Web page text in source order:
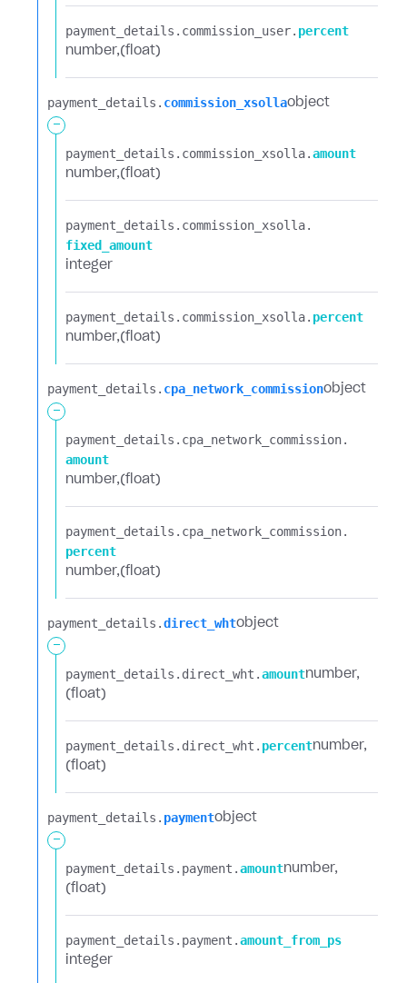
payment_details.​ commission_user.​ percent
number (float)
payment_details.​ commission_xsollaobject
-
payment_details.​ commission_xsolla.​amount
number (float)
payment_details.​ commission_xsolla.​
fixed_amount
integer
payment_details.​ commission_xsolla.​ percent
number (float)
payment_details.​ cpa_network_commissionobject
-
payment_details.​ cpa_network_commission.​
amount
number (float)
payment_details.​ cpa_network_commission.​
percent
number (float)
payment_details.​direct_whtobject
-
payment_details.​ direct_wht.​amountnumber
(float)
payment_details.​ direct_wht.​ percentnumber
(float)
payment_details.​ paymentobject
-
payment_details.​ payment.​amountnumber
(float)
payment_details.​ payment.​amount_from_ps
integer